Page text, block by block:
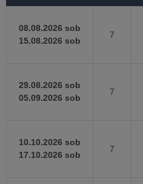
08.08.2026 sob
15.08.2026 sob
7
29.08.2026 sob
05.09.2026 sob
7
10.10.2026 sob
17.10.2026 sob
7